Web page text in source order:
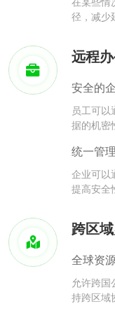
径，减少
远程
安全的
员工可以
据的机密
统一管理
企业可以
提高安全
跨区
全球资
允许跨国
持跨区域